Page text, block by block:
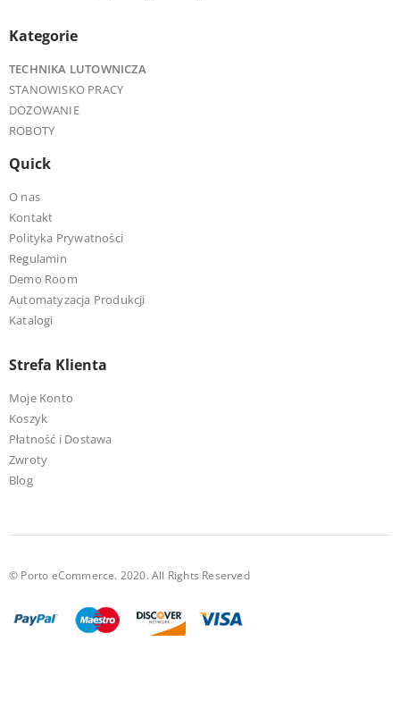
Kategorie
TECHNIKA LUTOWNICZA
STANOWISKO PRACY
DOZOWANIE
ROBOTY
Quick
O nas
Kontakt
Polityka Prywatności
Regulamin
Demo Room
Automatyzacja Produkcji
Katalogi
Strefa Klienta
Moje Konto
Koszyk
Płatność i Dostawa
Zwroty
Blog
© Porto eCommerce. 2020. All Rights Reserved